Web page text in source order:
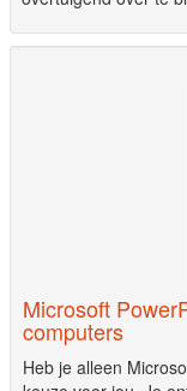
Microsoft
computers
Heb je alleen